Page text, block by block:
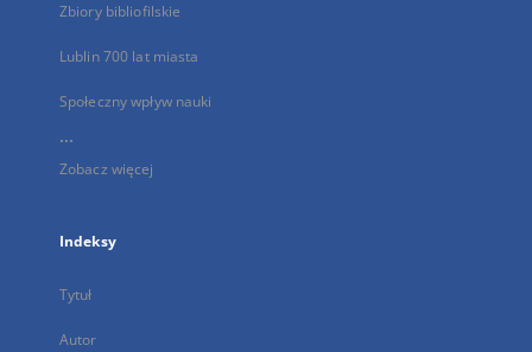
Zbiory bibliofilskie
Lublin 700 lat miasta
Społeczny wpływ nauki
...
Zobacz więcej
Indeksy
Tytuł
Autor